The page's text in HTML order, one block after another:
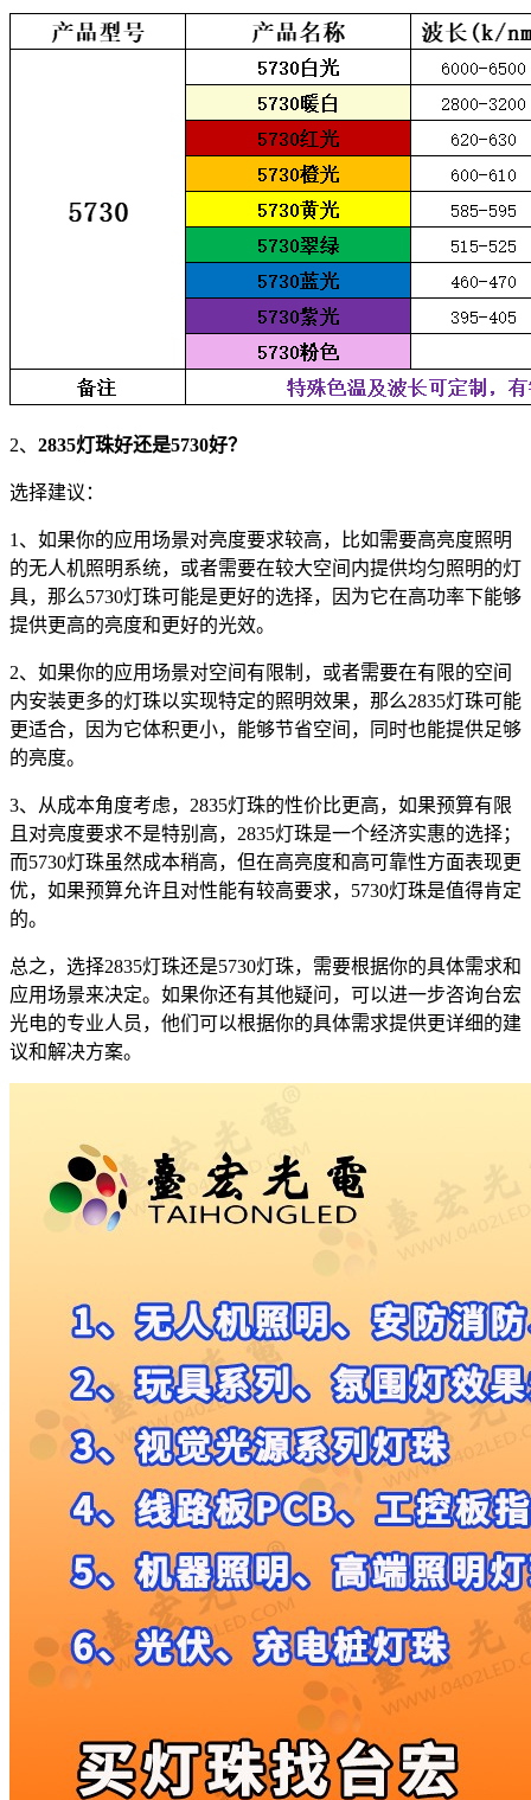
2、 2835灯珠好还是5730好？
选择建议：
1、如果你的应用场景对亮度要求较高，比如需要高亮度照明
的无人机照明系统，或者需要在较大空间内提供均匀照明的灯
具，那么5730灯珠可能是更好的选择，因为它在高功率下能够
提供更高的亮度和更好的光效。
2、如果你的应用场景对空间有限制，或者需要在有限的空间
内安装更多的灯珠以实现特定的照明效果，那么2835灯珠可能
更适合，因为它体积更小，能够节省空间，同时也能提供足够
的亮度。
3、从成本角度考虑，2835灯珠的性价比更高，如果预算有限
且对亮度要求不是特别高，2835灯珠是一个经济实惠的选择；
而5730灯珠虽然成本稍高，但在高亮度和高可靠性方面表现更
优，如果预算允许且对性能有较高要求，5730灯珠是值得肯定
的。
总之，选择2835灯珠还是5730灯珠，需要根据你的具体需求和
应用场景来决定。如果你还有其他疑问，可以进一步咨询台宏
光电的专业人员，他们可以根据你的具体需求提供更详细的建
议和解决方案。